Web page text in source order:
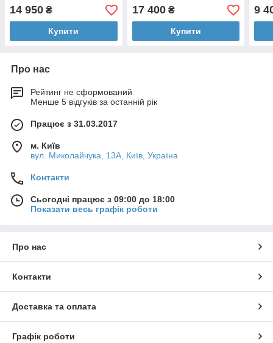
14 950 ₴
Купити
17 400₴
Купити
9
Про нас
Рейтинг не сформований
Менше 5 відгуків за останній рік
Працює з 31.03.2017
м. Київ
вул. Миколайчука, 13А, Київ, Україна
Контакти
Сьогодні працює з 09:00 до 18:00
Показати весь графік роботи
Про нас
Контакти
Доставка та оплата
Графік роботи